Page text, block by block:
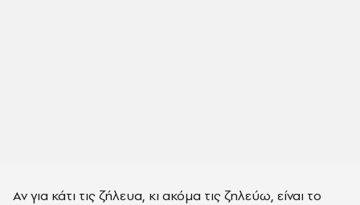
Αν για κάτι τις ζήλευα, κι ακόµα τις ζηλεύω, είναι το